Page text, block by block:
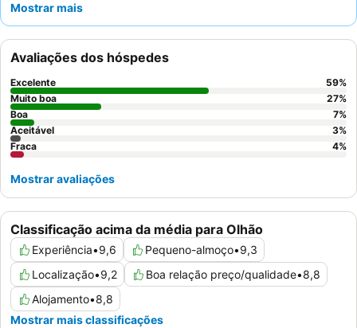
service, melhorando estadias mais longas. Os hóspedes
profissionais, e o
buffet de pequeno-almoço
seleção, incluindo omeletes acabadas de fazer. Para aqueles
que procuram tranquilidade, considere solicitar um quarto
virado para o jardim.
Mostrar mais
Classificação acima da média para Olhão
Experiência•9,6 Pequeno-almoço•9,3
Localização•9,2 Boa relação preço/qualidade•8,8
Alojamento•8,8
Mostrar mais classificações
Avaliações dos hóspedes
Excelente 59%
Muito boa
27%
Boa
7%
Aceitável
3%
Fraca
4%
Mostrar avaliações